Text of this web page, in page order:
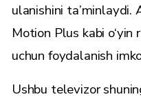
ulanishini ta’minlaydi.
Motion Plus kabi o‘yin
uchun foydalanish
Ushbu televizor